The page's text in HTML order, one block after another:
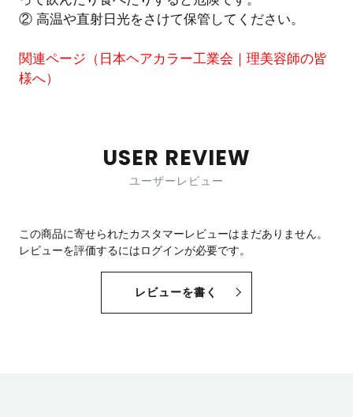
② 高温や直射日光をさけて保管してください。
関連ページ（ 日本ヘアカラー工業会｜理美容師の皆
様へ）
USER REVIEW
ユーザーレビュー
この商品に寄せられたカスタマーレビューはまだありません。
レビューを評価するにはログインが必要です。
レビューを書く